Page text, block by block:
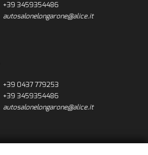
+39 3459354486
autosalonelongarone@alice.it
+39 0437 779253
+39 3459354486
autosalonelongarone@alice.it